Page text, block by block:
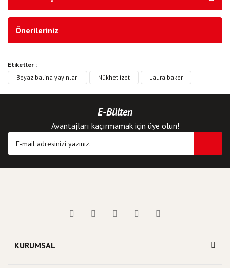
Önerileriniz
Etiketler :
Beyaz balina yayınları
Nükhet izet Laura baker
E-Bülten
Avantajları kaçırmamak için üye olun!
KURUMSAL